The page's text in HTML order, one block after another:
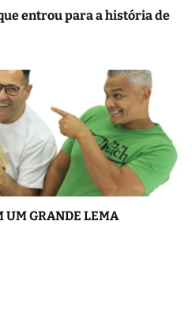
entrou para a história de
UM GRANDE LEMA